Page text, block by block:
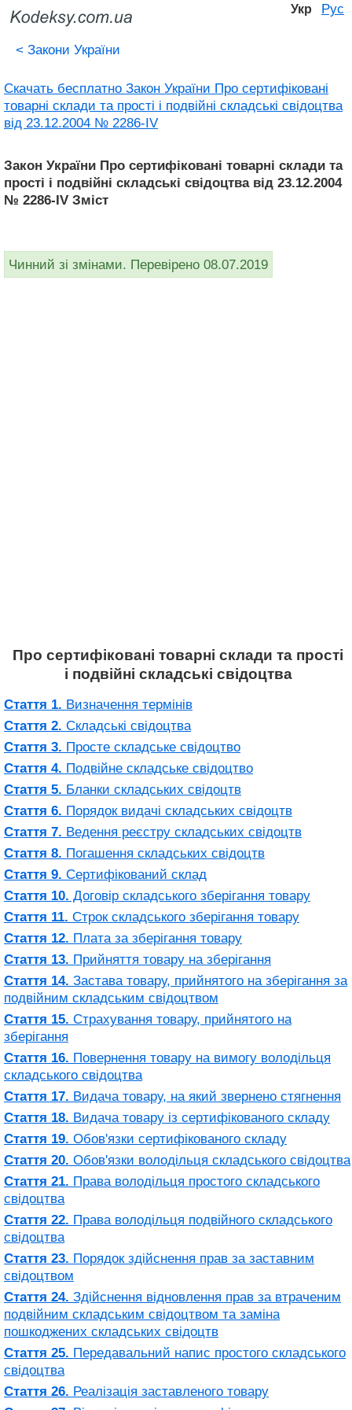
Укр Рус
< Закони України
Скачать бесплатно Закон України Про сертифіковані
товарні склади та прості і подвійні складські свідоцтва
від 23.12.2004 № 2286-IV
Закон України Про сертифіковані товарні склади та
прості і подвійні складські свідоцтва від 23.12.2004
№ 2286-IV Зміст
Чинний зі змінами. Перевірено 08.07.2019
Про сертифіковані товарні склади та прості
і подвійні складські свідоцтва
Стаття 1. Визначення термінів
Стаття 2. Складські свідоцтва
Стаття 3. Просте складське свідоцтво
Стаття 4. Подвійне складське свідоцтво
Стаття 5. Бланки складських свідоцтв
Стаття 6. Порядок видачі складських свідоцтв
Стаття 7. Ведення реєстру складських свідоцтв
Стаття 8. Погашення складських свідоцтв
Стаття 9. Сертифікований склад
Стаття 10. Договір складського зберігання товару
Стаття 11. Строк складського зберігання товару
Стаття 12. Плата за зберігання товару
Стаття 13. Прийняття товару на зберігання
Стаття 14. Застава товару, прийнятого на зберігання за
подвійним складським свідоцтвом
Стаття 15. Страхування товару, прийнятого на
зберігання
Стаття 16. Повернення товару на вимогу володільця
складського свідоцтва
Стаття 17. Видача товару, на який звернено стягнення
Стаття 18. Видача товару із сертифікованого складу
Стаття 19. Обов'язки сертифікованого складу
Стаття 20. Обов'язки володільця складського свідоцтва
Стаття 21. Права володільця простого складського
свідоцтва
Стаття 22. Права володільця подвійного складського
свідоцтва
Стаття 23. Порядок здійснення прав за заставним
свідоцтвом
Стаття 24. Здійснення відновлення прав за втраченим
подвійним складським свідоцтвом та заміна
пошкоджених складських свідоцтв
Стаття 25. Передавальний напис простого складського
свідоцтва
Стаття 26. Реалізація заставленого товару